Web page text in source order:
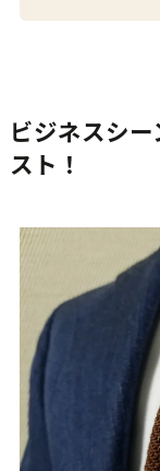
ビジネスシ
スト！